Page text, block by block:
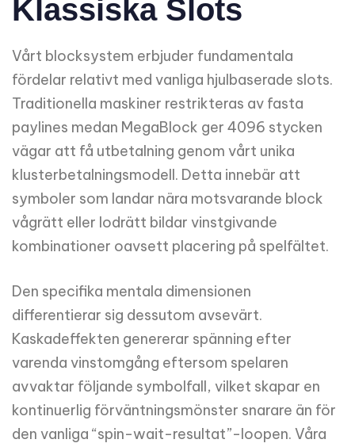
Klassiska Slots
Vårt blocksystem erbjuder fundamentala
fördelar relativt med vanliga hjulbaserade slots.
Traditionella maskiner restrikteras av fasta
paylines medan MegaBlock ger 4096 stycken
vägar att få utbetalning genom vårt unika
klusterbetalningsmodell. Detta innebär att
symboler som landar nära motsvarande block
vågrätt eller lodrätt bildar vinstgivande
kombinationer oavsett placering på spelfältet.
Den specifika mentala dimensionen
differentierar sig dessutom avsevärt.
Kaskadeffekten genererar spänning efter
varenda vinstomgång eftersom spelaren
avvaktar följande symbolfall, vilket skapar en
kontinuerlig förväntningsmönster snarare än för
den vanliga “spin-wait-resultat”-loopen. Våra